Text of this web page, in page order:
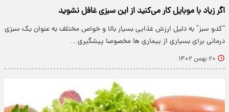
اگر زیاد با موبایل کار می‌کنید از این سبزی غافل نشوید
“کدو سبز” به دلیل ارزش غذایی بسیار بالا و خواص مختلف به عنوان یک سبزی
درمانی برای بسیاری از بیماری ها مخصوصا پیشگیری…
۲۰ بهمن ۱۴۰۲